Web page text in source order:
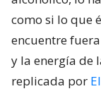
como si lo que
encuentre
y la energía de
replicada por